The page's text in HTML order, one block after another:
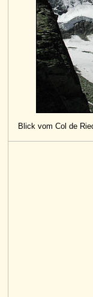
Blick vom Col de